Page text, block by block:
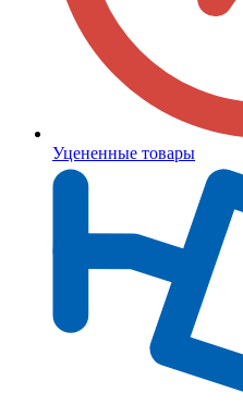
Уцененные товары